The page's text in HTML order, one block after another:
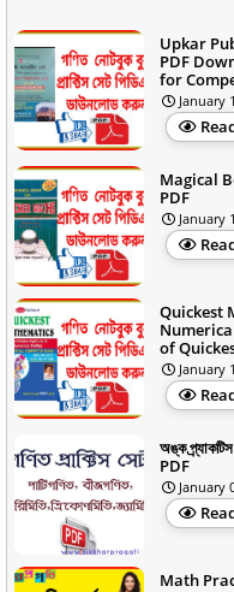
Upkar
PDF
for
January
Magical
PDF
January
Quickest
of
January
অঙ্ক
PDF
January
Math